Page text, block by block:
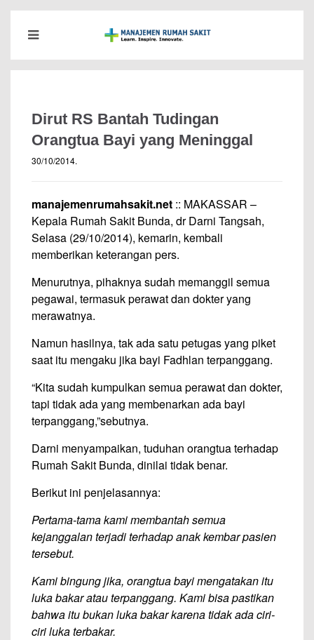
Dirut RS Bantah Tudingan
Orangtua Bayi yang Meninggal
30/10/2014.
manajemenrumahsakit.net :: MAKASSAR –
Kepala Rumah Sakit Bunda, dr Darni Tangsah,
Selasa (29/10/2014), kemarin, kembali
memberikan keterangan pers.
Menurutnya, pihaknya sudah memanggil semua
pegawai, termasuk perawat dan dokter yang
merawatnya.
Namun hasilnya, tak ada satu petugas yang piket
saat itu mengaku jika bayi Fadhlan terpanggang.
“Kita sudah kumpulkan semua perawat dan dokter,
tapi tidak ada yang membenarkan ada bayi
terpanggang,”sebutnya.
Darni menyampaikan, tuduhan orangtua terhadap
Rumah Sakit Bunda, dinilai tidak benar.
Berikut ini penjelasannya:
Pertama-tama kami membantah semua
kejanggalan terjadi terhadap anak kembar pasien
tersebut.
Kami bingung jika, orangtua bayi mengatakan itu
luka bakar atau terpanggang. Kami bisa pastikan
bahwa itu bukan luka bakar karena tidak ada ciri-
ciri luka terbakar.